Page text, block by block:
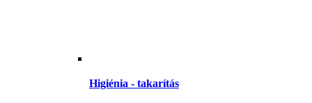
Higiénia - takarítás